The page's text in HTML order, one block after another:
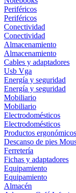
Periféricos
Periféricos
Conectividad
Conectividad
Almacenamiento
Almacenamiento
Cables y adaptadores
Usb Vga
Energía y seguridad
Energía y seguridad
Mobiliario
Mobiliario
Electrodomésticos
Electrodomésticos
Productos ergonómicos
Descanso de pies
Ferretería
Fichas y adaptadores
Equipamiento
Equipamiento
Almacén